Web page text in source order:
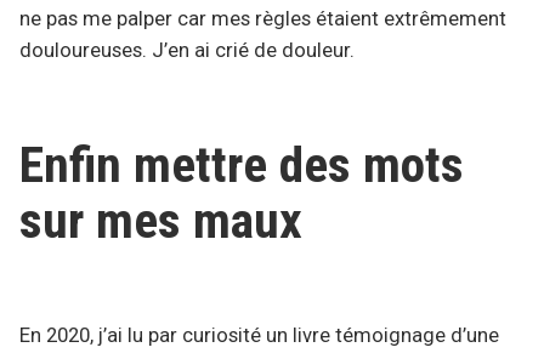
ne pas me palper car mes règles étaient extrêmement
douloureuses. J’en ai crié de douleur.
Enfin mettre des mots
sur mes maux
En 2020, j’ai lu par curiosité un livre témoignage d’une